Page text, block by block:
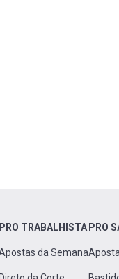
PRO TRABALHISTA
da Semana
PRO